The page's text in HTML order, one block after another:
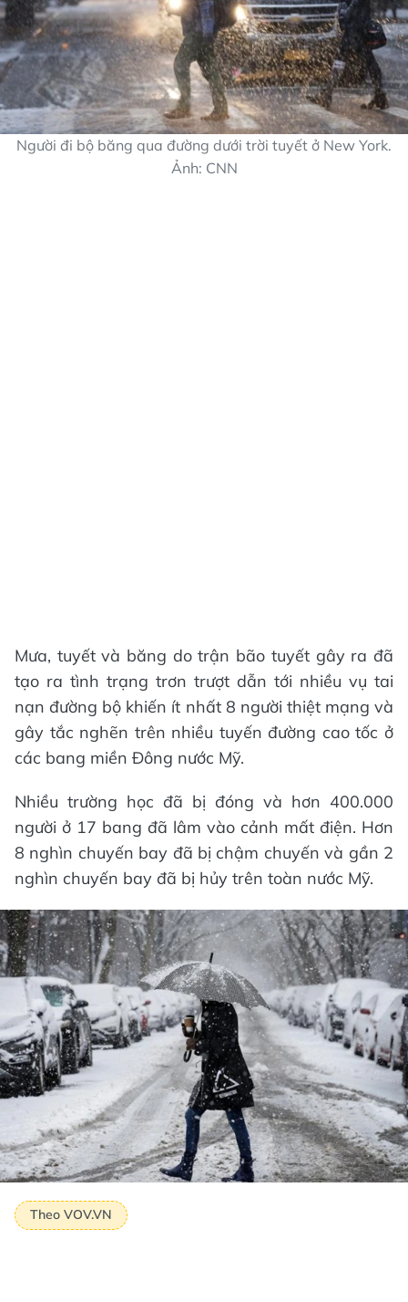
Người đi bộ băng qua đường dưới trời tuyết ở New York.
Ảnh: CNN
Mưa, tuyết và băng do trận bão tuyết gây ra đã
tạo ra tình trạng trơn trượt dẫn tới nhiều vụ tai
nạn đường bộ khiến ít nhất 8 người thiệt mạng và
gây tắc nghẽn trên nhiều tuyến đường cao tốc ở
các bang miền Đông nước Mỹ.
Nhiều trường học đã bị đóng và hơn 400.000
người ở 17 bang đã lâm vào cảnh mất điện. Hơn
8 nghìn chuyến bay đã bị chậm chuyến và gần 2
nghìn chuyến bay đã bị hủy trên toàn nước Mỹ.
Theo VOV.VN